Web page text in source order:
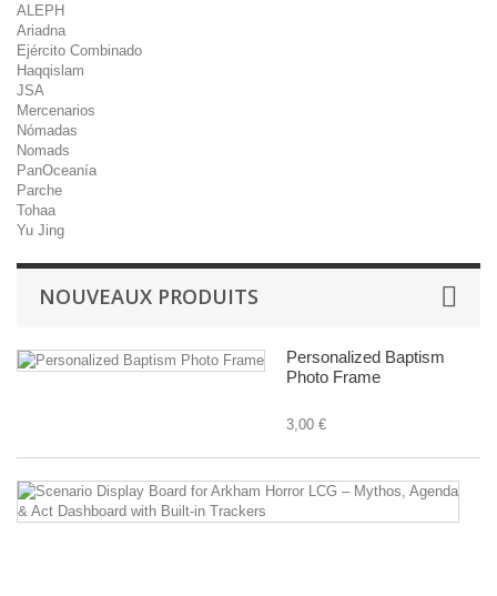
ALEPH
Ariadna
Ejército Combinado
Haqqislam
JSA
Mercenarios
Nómadas
Nomads
PanOceanía
Parche
Tohaa
Yu Jing
NOUVEAUX PRODUITS
Personalized Baptism
Photo Frame
3,00 €